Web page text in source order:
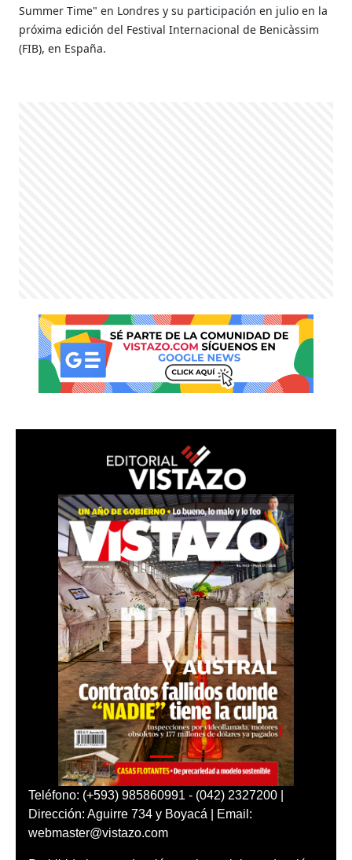
Summer Time" en Londres y su participación en julio en la
próxima edición del Festival Internacional de Benicàssim
(FIB), en España.
Teléfono: (+593) 985860991 - (042) 2327200 |
Dirección: Aguirre 734 y Boyacá | Email:
webmaster@vistazo.com